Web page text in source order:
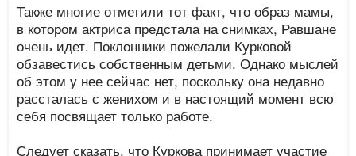
Также многие отметили тот факт, что образ мамы,
в котором актриса предстала на снимках, Равшане
очень идет. Поклонники пожелали Курковой
обзавестись собственным детьми. Однако мыслей
об этом у нее сейчас нет, поскольку она недавно
рассталась с женихом и в настоящий момент всю
себя посвящает только работе.
Следует сказать, что Куркова принимает участие